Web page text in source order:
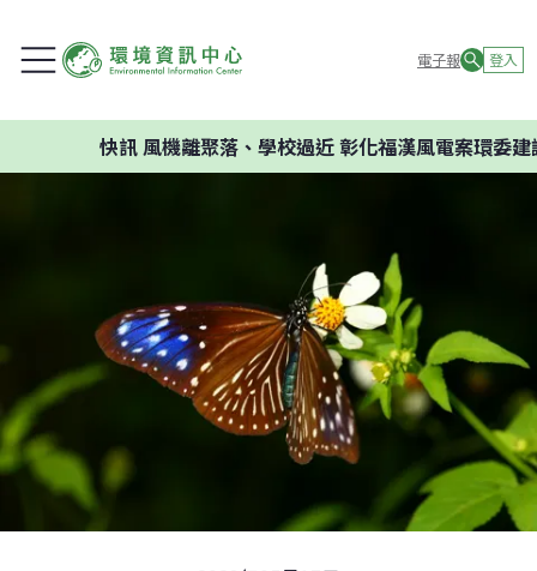
電子報 登入
風機離聚落、學校過近 彰化福漢風電案環委建議不